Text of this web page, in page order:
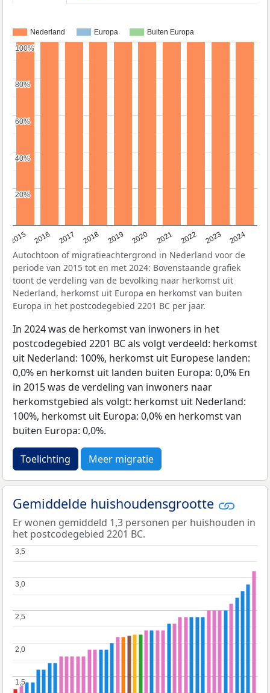
Nederland Europa Buiten Europa
2015 2016 2017 2018 2019 2020 2021 2022 2023 2024
20%
20%
40%
40%
60%
60%
80%
80%
100%
100%
Autochtoon of migratieachtergrond in Nederland voor de
periode van 2015 tot en met 2024: Bovenstaande grafiek
toont de verdeling van de bevolking naar herkomst uit
Nederland, herkomst uit Europa en herkomst van buiten
Europa in het postcodegebied 2201 BC per jaar.
In 2024 was de herkomst van inwoners in het
postcodegebied 2201 BC als volgt verdeeld: herkomst
uit Nederland: 100%, herkomst uit Europese landen:
0,0% en herkomst uit landen buiten Europa: 0,0% En
in 2015 was de verdeling van inwoners naar
herkomstgebied als volgt: herkomst uit Nederland:
100%, herkomst uit Europa: 0,0% en herkomst van
buiten Europa: 0,0%.
Toelichting Meer migratie
Gemiddelde huishoudensgrootte
Er wonen gemiddeld 1,3 personen per huishouden in
het postcodegebied 2201 BC.
1,5
1,5
2,0
2,0
2,5
2,5
3,0
3,0
3,5
3,5